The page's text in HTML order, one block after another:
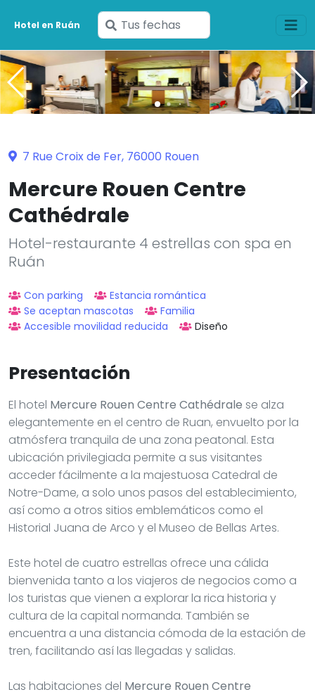
Hotel en Ruán
Ingresa
tus
fechas
7 Rue Croix de Fer, 76000 Rouen
Mercure Rouen Centre
Cathédrale
Hotel-restaurante 4 estrellas con spa en
Ruán
Con parking
Estancia romántica
Se aceptan mascotas
Familia
Accesible movilidad reducida
Diseño
Presentación
El hotel Mercure Rouen Centre Cathédrale se alza
elegantemente en el centro de Ruan, envuelto por la
atmósfera tranquila de una zona peatonal. Esta
ubicación privilegiada permite a sus visitantes
acceder fácilmente a la majestuosa Catedral de
Notre-Dame, a solo unos pasos del establecimiento,
así como a otros sitios emblemáticos como el
Historial Juana de Arco y el Museo de Bellas Artes.
Este hotel de cuatro estrellas ofrece una cálida
bienvenida tanto a los viajeros de negocios como a
los turistas que vienen a explorar la rica historia y
cultura de la capital normanda. También se
encuentra a una distancia cómoda de la estación de
tren, facilitando así las llegadas y salidas.
Las habitaciones del Mercure Rouen Centre